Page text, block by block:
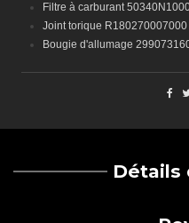
Filtre à carburant
Joint torique R180270007000
Bougie d'allumage
Détails